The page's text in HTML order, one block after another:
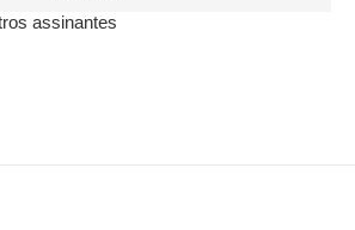
assinantes